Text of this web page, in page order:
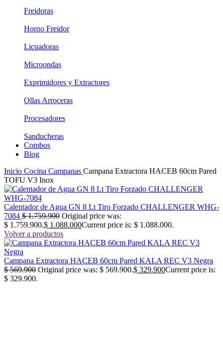
Freidoras
Horno Freidor
Licuadoras
Microondas
Exprimidores y Extractores
Ollas Arroceras
Procesadores
Sanducheras
Combos
Blog
Inicio Cocina Campanas Campana Extractora HACEB 60cm Pared
TOFU V3 Inox
Calentador de Agua GN 8 Lt Tiro Forzado CHALLENGER WHG-
7084 $1.759.900 Original price was:
$ 1.759.900.$ 1.088.000Current price is: $ 1.088.000.
Volver a productos
Campana Extractora HACEB 60cm Pared KALA REC V3 Negra
$569.900 Original price was: $ 569.900.$ 329.900Current price is:
$ 329.900.